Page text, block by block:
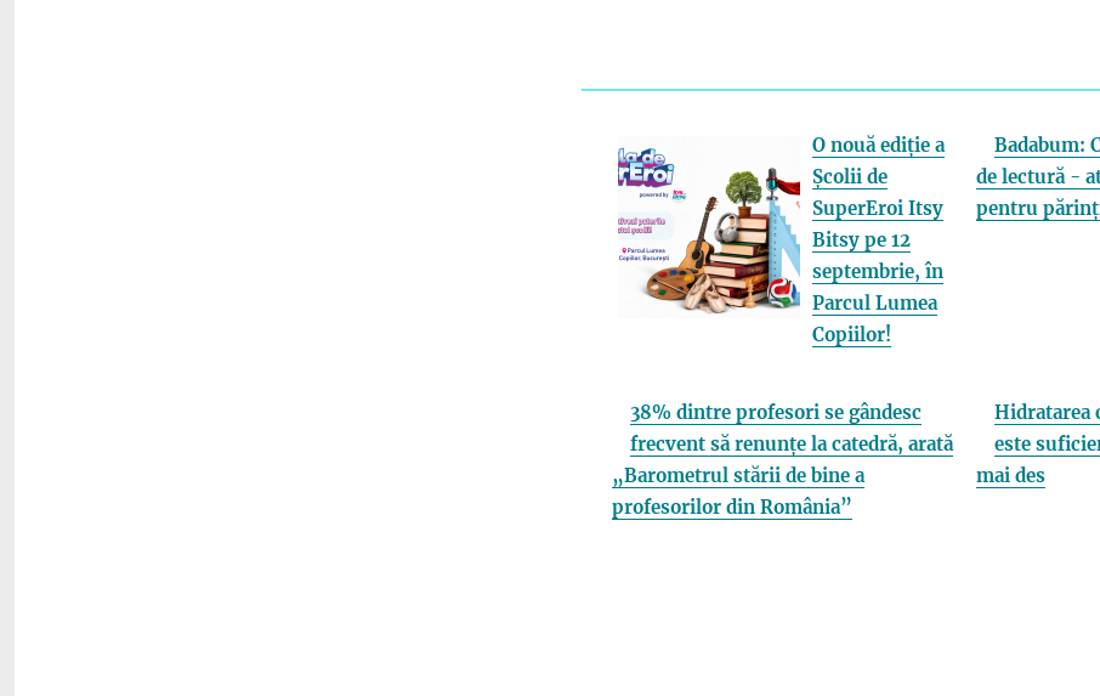
O nouă ediție a
Școlii de
SuperEroi Itsy
Bitsy pe 12
septembrie, în
Parcul Lumea
Copiilor!
Badabum:
de lectură -
pentru
38% dintre profesori se gândesc
frecvent să renunțe la catedră, arată
„Barometrul stării de bine a
profesorilor din România”
Hidratarea
este
mai des